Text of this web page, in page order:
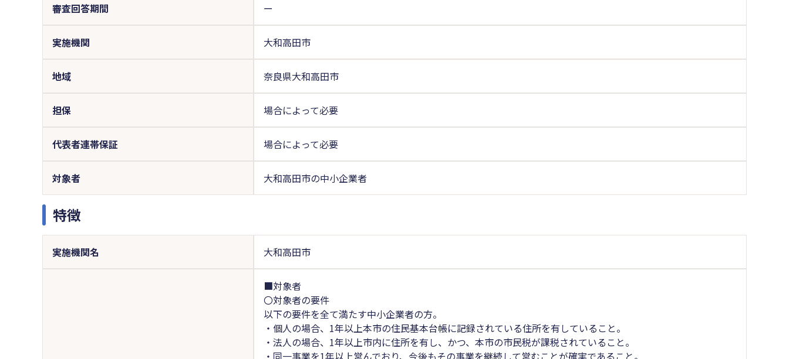
審査回答期間 ー
実施機関 大和高田市
地域 奈良県大和高田市
担保 場合によって必要
代表者連帯保証 場合によって必要
対象者 大和高田市の中小企業者
特徴
実施機関名 大和高田市
■対象者
〇対象者の要件
以下の要件を全て満たす中小企業者の方。
・個人の場合、1年以上本市の住民基本台帳に記録されている住所を有していること。
・法人の場合、1年以上市内に住所を有し、かつ、本市の市民税が課税されていること。
・同一事業を1年以上営んでおり、今後もその事業を継続して営むことが確実であること。